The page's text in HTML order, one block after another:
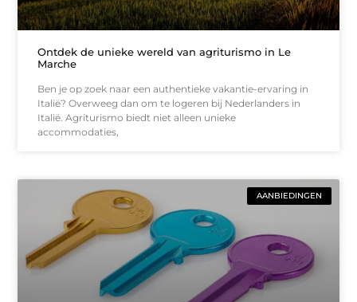
Ontdek de unieke wereld van agriturismo in Le
Marche
Ben je op zoek naar een authentieke vakantie-ervaring in
Italië? Overweeg dan om te logeren bij Nederlanders in
Italië. Agriturismo biedt niet alleen unieke
accommodaties,
AANBIEDINGEN